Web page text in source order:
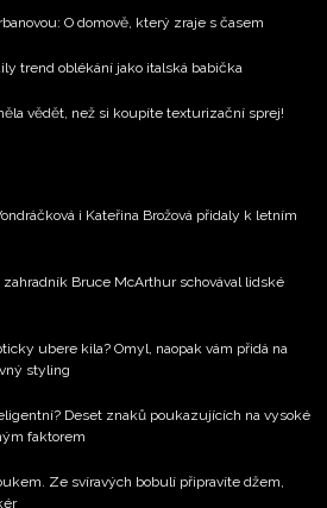
O domově, který zraje s časem
trend oblékání jako italská babička
vědět, než si koupíte texturizační sprej!
i Kateřina Brožová přidaly k letním
Bruce McArthur schovával lidské
ubere kila? Omyl, naopak vám přidá na
styling
Deset znaků poukazujících na vysoké
faktorem
Ze svíravých bobulí připravíte džem,